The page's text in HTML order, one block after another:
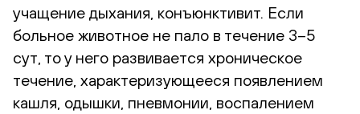
учащение дыхания, конъюнктивит. Если
больное животное не пало в течение 3–5
сут, то у него развивается хроническое
течение, характеризующееся появлением
кашля, одышки, пневмонии, воспалением